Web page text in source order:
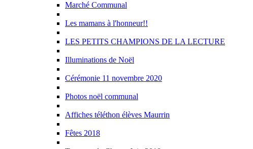
Marché Communal
Les mamans à l'honneur!!
LES PETITS CHAMPIONS DE LA LECTURE
Illuminations de Noël
Cérémonie 11 novembre 2020
Photos noël communal
Affiches téléthon élèves Maurrin
Fêtes 2018